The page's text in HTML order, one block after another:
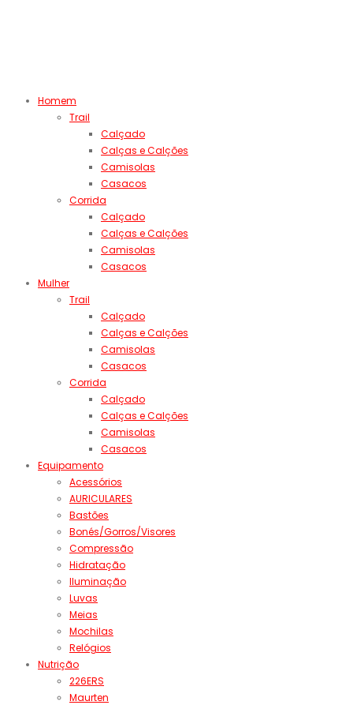
Homem
Trail
Calçado
Calças e Calções
Camisolas
Casacos
Corrida
Calçado
Calças e Calções
Camisolas
Casacos
Mulher
Trail
Calçado
Calças e Calções
Camisolas
Casacos
Corrida
Calçado
Calças e Calções
Camisolas
Casacos
Equipamento
Acessórios
AURICULARES
Bastões
Bonés/Gorros/Visores
Compressão
Hidratação
Iluminação
Luvas
Meias
Mochilas
Relógios
Nutrição
226ERS
Maurten